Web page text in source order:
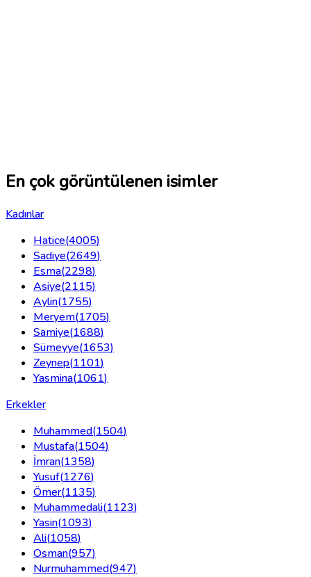
En çok görüntülenen isimler
Kadınlar
Hatice(4005)
Sadiye(2649)
Esma(2298)
Asiye(2115)
Aylin(1755)
Meryem(1705)
Samiye(1688)
Sümeyye(1653)
Zeynep(1101)
Yasmina(1061)
Erkekler
Muhammed(1504)
Mustafa(1504)
İmran(1358)
Yusuf(1276)
Ömer(1135)
Muhammedali(1123)
Yasin(1093)
Ali(1058)
Osman(957)
Nurmuhammed(947)